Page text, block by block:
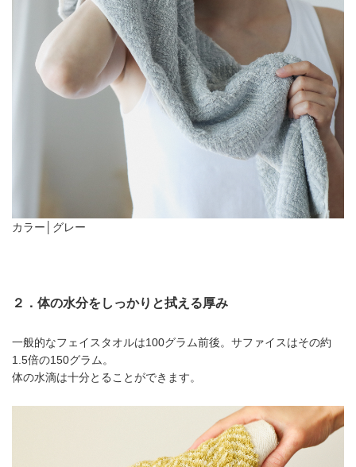
カラー│グレー
２．体の水分をしっかりと拭える厚み
一般的なフェイスタオルは100グラム前後。サファイスはその約
1.5倍の150グラム。
体の水滴は十分とることができます。